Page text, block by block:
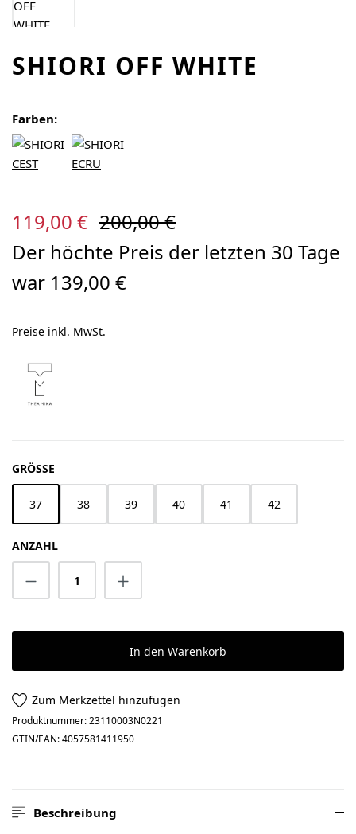
SHIORI OFF WHITE
Farben:
Verkaufspreis:
119,00 € Regulärer Preis:
200,00 €
Der höchte Preis der letzten 30 Tage
war 139,00 €
Preise inkl. MwSt.
GRÖSSE
37 38 39 40 41 42
ANZAHL
Produkt Anzahl: Gib den gewünschten
In den Warenkorb
Zum Merkzettel hinzufügen
Produktnummer:23110003N0221
GTIN/EAN:4057581411950
Beschreibung